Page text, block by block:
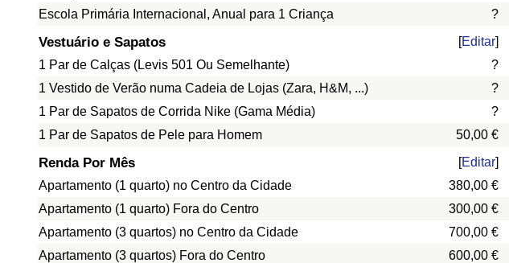
Escola Primária Internacional, Anual para 1 Criança ?
Vestuário e Sapatos [Editar]
1 Par de Calças (Levis 501 Ou Semelhante)
?
1 Vestido de Verão numa Cadeia de Lojas (Zara, H&M, ...)
?
1 Par de Sapatos de Corrida Nike (Gama Média)
?
1 Par de Sapatos de Pele para Homem
50,00 €
Renda Por Mês [Editar]
Apartamento (1 quarto) no Centro da Cidade
380,00 €
Apartamento (1 quarto) Fora do Centro
300,00 €
Apartamento (3 quartos) no Centro da Cidade
700,00 €
Apartamento (3 quartos) Fora do Centro
600,00 €